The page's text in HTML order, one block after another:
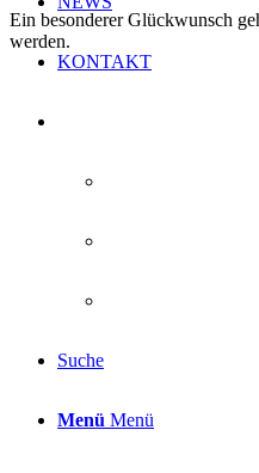
KONTAKT
Suche
Menü Menü
Ein besonderer Glückwunsch
werden.